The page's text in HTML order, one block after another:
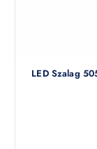
LED Szalag